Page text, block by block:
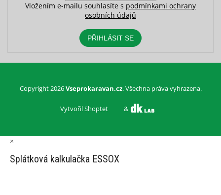
Vložením e-mailu souhlasíte s podmínkami ochrany
osobních údajů
PŘIHLÁSIT SE
Vytvořil Shoptet &
Copyright 2026Vseprokaravan.cz. Všechna práva vyhrazena.
×
Splátková kalkulačka ESSOX